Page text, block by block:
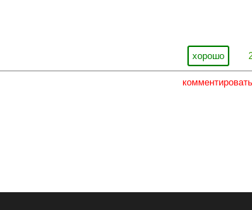
хорошо
комментировать